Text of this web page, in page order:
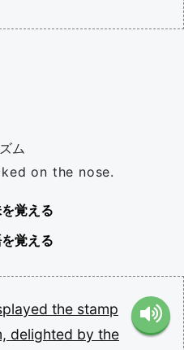
ム
on the nose.
覚える
覚える
the stamp
delighted by the